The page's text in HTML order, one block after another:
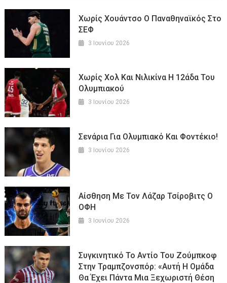
Χωρίς Χουάντσο Ο Παναθηναϊκός Στο
ΣΕΦ
3 Ιουνίου 2026
Χωρίς Χολ Και Νιλικίνα Η 12άδα Του
Ολυμπιακού
3 Ιουνίου 2026
Σενάρια Για Ολυμπιακό Και Φοντέκιο!
3 Ιουνίου 2026
Αίσθηση Με Τον Λάζαρ Τσίροβιτς Ο
ΟΦΗ
3 Ιουνίου 2026
Συγκινητικό Το Αντίο Του Ζούμπκοφ
Στην Τραμπζονσπόρ: «Αυτή Η Ομάδα
Θα Έχει Πάντα Μια Ξεχωριστή Θέση